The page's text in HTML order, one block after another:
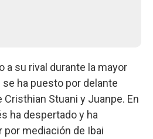
a su rival durante la mayor
ha puesto por delante
Stuani y Juanpe. En
ha despertado y ha
mediación de Ibai